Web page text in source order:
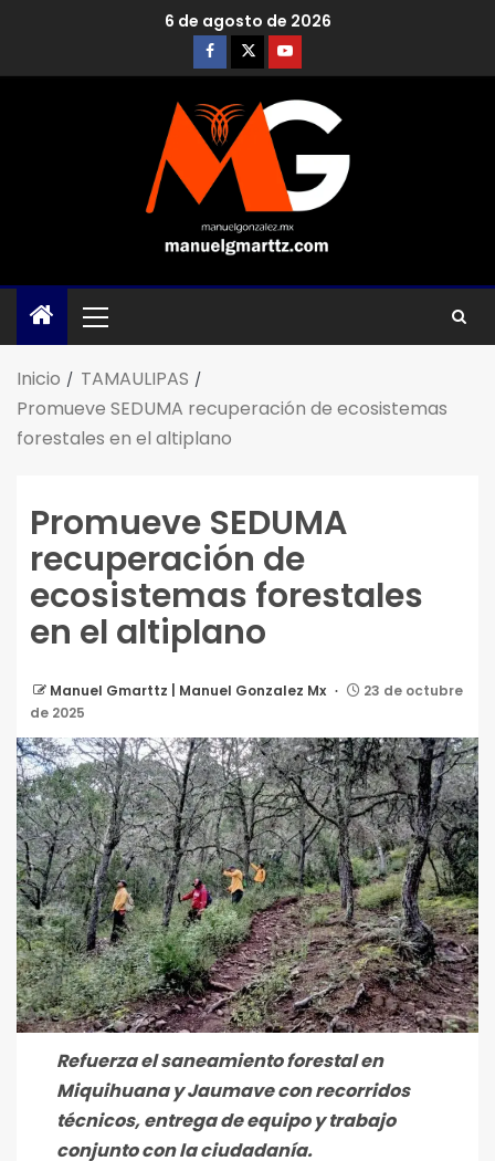
6 de agosto de 2026
Inicio
TAMAULIPAS
Promueve SEDUMA recuperación de ecosistemas
forestales en el altiplano
Promueve SEDUMA
recuperación de
ecosistemas forestales
en el altiplano
Manuel Gmarttz | Manuel Gonzalez Mx
23 de octubre
de 2025
Refuerza el saneamiento forestal en
Miquihuana y Jaumave con recorridos
técnicos, entrega de equipo y trabajo
conjunto con la ciudadanía.